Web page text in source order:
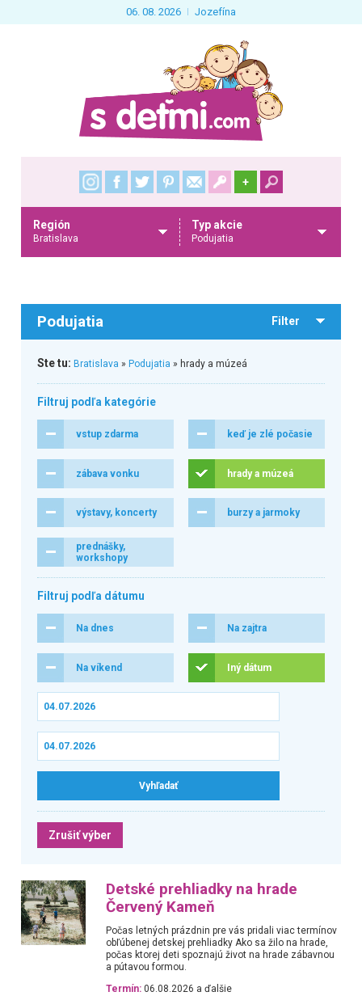
06. 08. 2026 Jozefína
+
Región
Bratislava
Typ akcie
Podujatia
Podujatia Filter
Ste tu: Bratislava » Podujatia » hrady a múzeá
Filtruj podľa kategórie
vstup zdarma keď je zlé počasie
zábava vonku hrady a múzeá
výstavy, koncerty burzy a jarmoky
prednášky,
workshopy
Filtruj podľa dátumu
Na dnes Na zajtra
Na víkend Iný dátum
Zrušiť výber
Detské prehliadky na hrade
Červený Kameň
Počas letných prázdnin pre vás pridali viac termínov
obľúbenej detskej prehliadky Ako sa žilo na hrade,
počas ktorej deti spoznajú život na hrade zábavnou
a pútavou formou.
Termín: 06.08.2026 a ďalšie